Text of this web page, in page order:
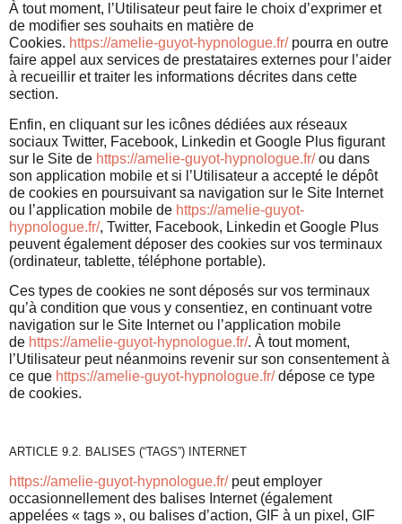
À tout moment, l’Utilisateur peut faire le choix d’exprimer et
de modifier ses souhaits en matière de
Cookies. https://amelie-guyot-hypnologue.fr/pourra en outre
faire appel aux services de prestataires externes pour l’aider
à recueillir et traiter les informations décrites dans cette
section.
Enfin, en cliquant sur les icônes dédiées aux réseaux
sociaux Twitter, Facebook, Linkedin et Google Plus figurant
sur le Site de https://amelie-guyot-hypnologue.fr/ou dans
son application mobile et si l’Utilisateur a accepté le dépôt
de cookies en poursuivant sa navigation sur le Site Internet
ou l’application mobile de https://amelie-guyot-
hypnologue.fr/, Twitter, Facebook, Linkedin et Google Plus
peuvent également déposer des cookies sur vos terminaux
(ordinateur, tablette, téléphone portable).
Ces types de cookies ne sont déposés sur vos terminaux
qu’à condition que vous y consentiez, en continuant votre
navigation sur le Site Internet ou l’application mobile
de https://amelie-guyot-hypnologue.fr/. À tout moment,
l’Utilisateur peut néanmoins revenir sur son consentement à
ce que https://amelie-guyot-hypnologue.fr/dépose ce type
de cookies.
ARTICLE 9.2. BALISES (“TAGS”) INTERNET
https://amelie-guyot-hypnologue.fr/peut employer
occasionnellement des balises Internet (également
appelées « tags », ou balises d’action, GIF à un pixel, GIF